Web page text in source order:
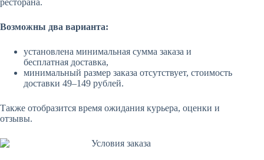
Возможны два варианта:
установлена минимальная сумма заказа и
бесплатная доставка,
минимальный размер заказа отсутствует, стоимость
доставки 49–149 рублей.
Также отобразится время ожидания курьера, оценки и
отзывы.